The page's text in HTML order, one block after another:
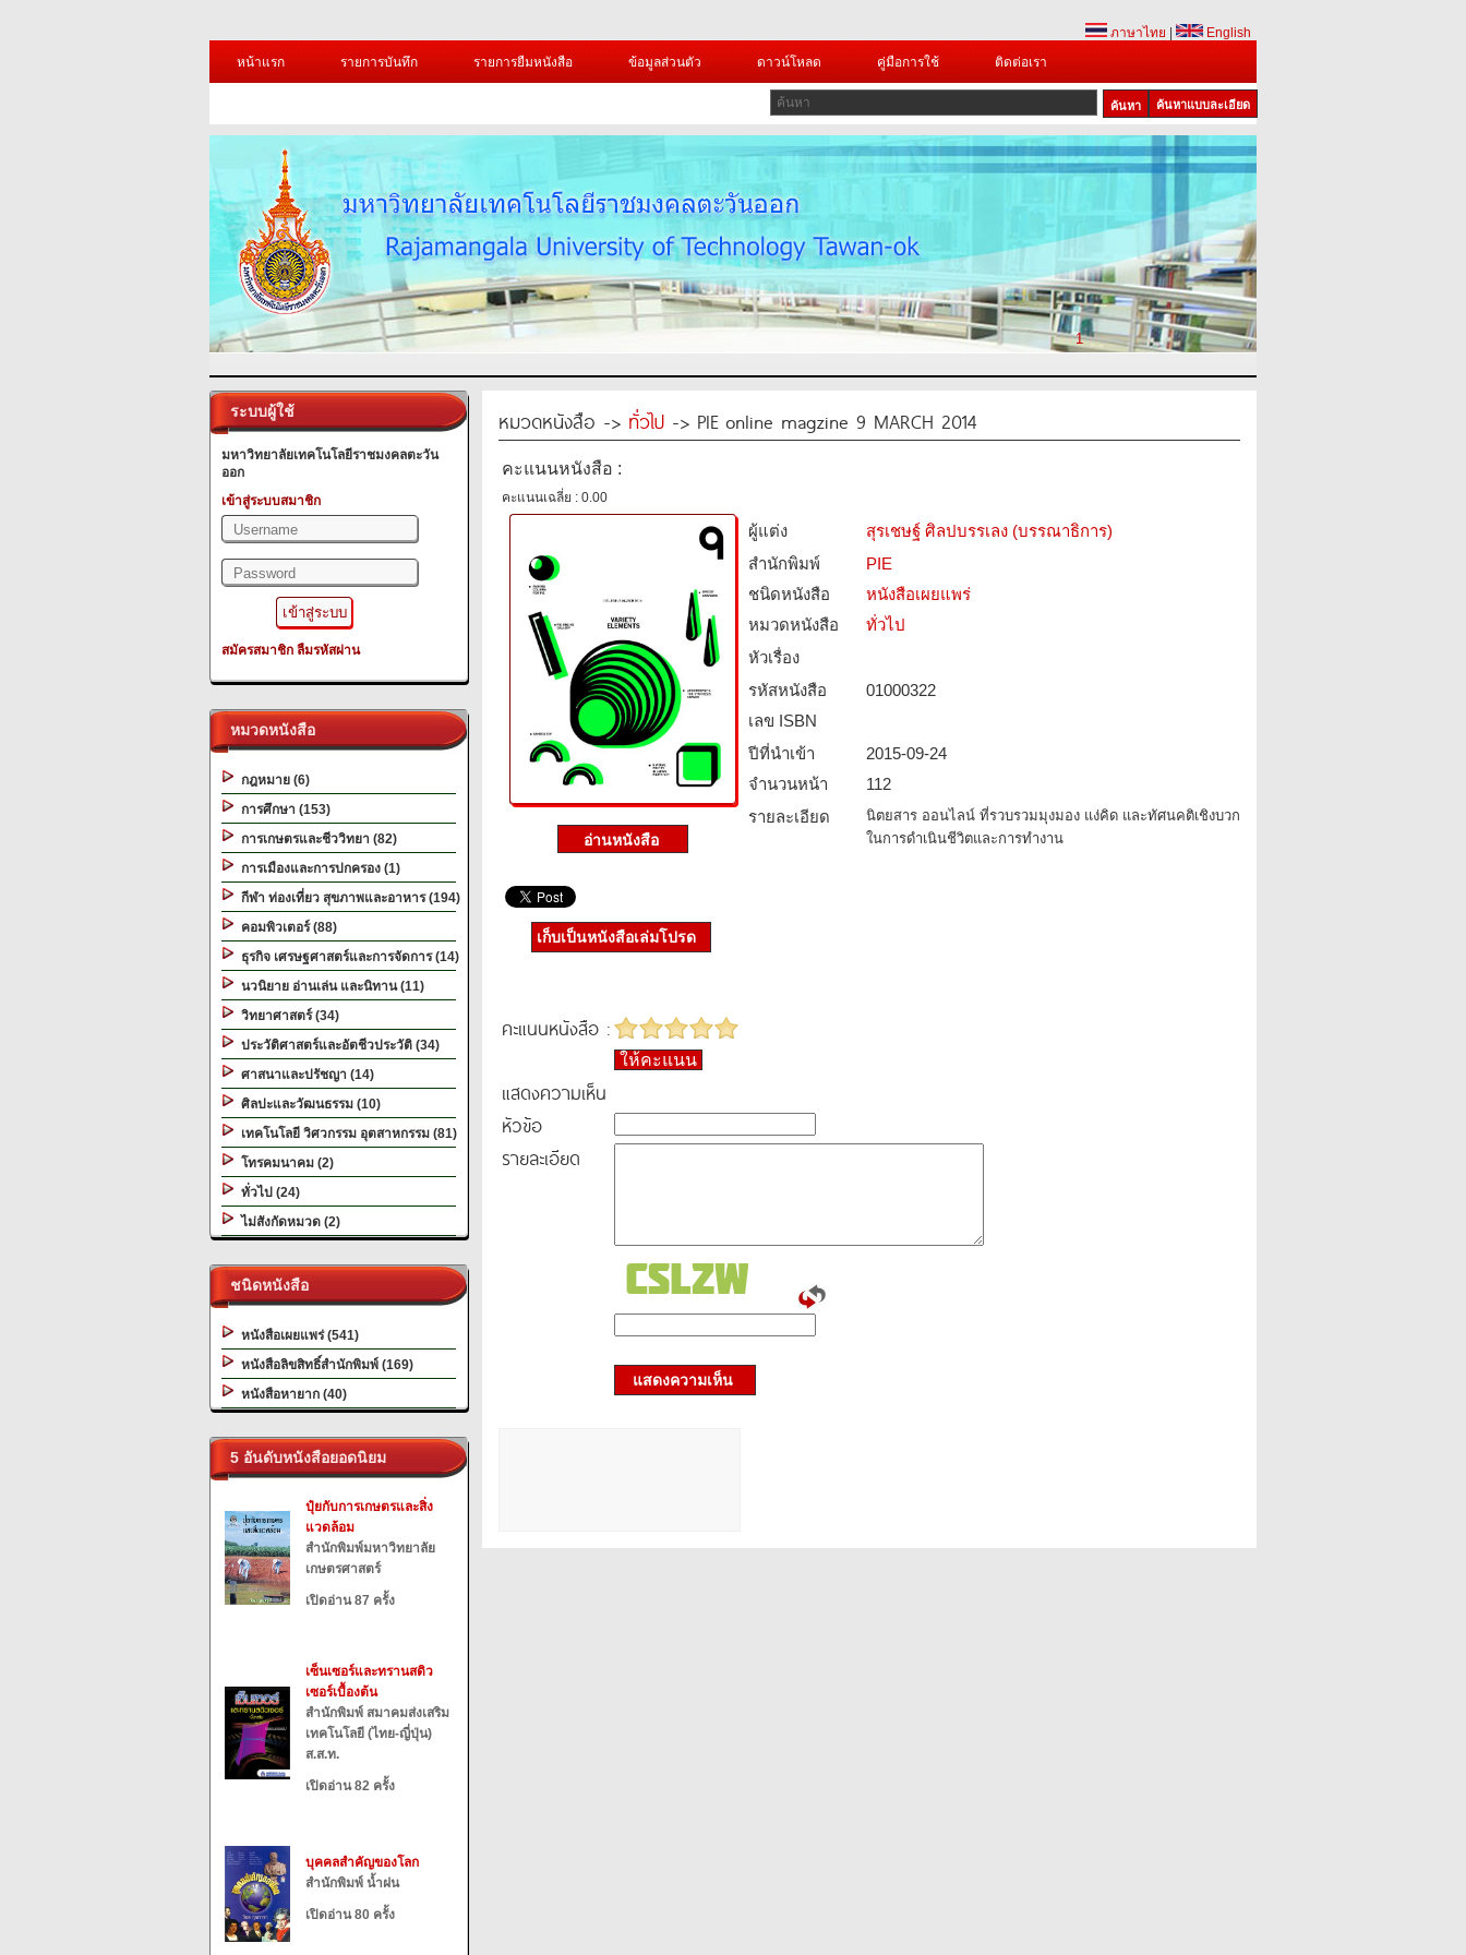
ภาษาไทย
English
หน้าแรก
รายการบันทึก รายการยืมหนังสือ ข้อมูลส่วนตัว ดาวน์โหลด คู่มือการใช้ ติดต่อเรา
ค้นหาแบบละเอียด
1
ระบบผู้ใช้
มหาวิทยาลัยเทคโนโลยีราชมงคลตะวัน
ออก
เข้าสู่ระบบสมาชิก
สมัครสมาชิก ลืมรหัสผ่าน
หมวดหนังสือ
กฎหมาย (6)
การศึกษา (153)
การเกษตรและชีววิทยา (82)
การเมืองและการปกครอง (1)
กีฬา ท่องเที่ยว สุขภาพและอาหาร (194)
คอมพิวเตอร์ (88)
ธุรกิจ เศรษฐศาสตร์และการจัดการ (14)
นวนิยาย อ่านเล่น และนิทาน (11)
วิทยาศาสตร์ (34)
ประวัติศาสตร์และอัตชีวประวัติ (34)
ศาสนาและปรัชญา (14)
ศิลปะและวัฒนธรรม (10)
เทคโนโลยี วิศวกรรม อุตสาหกรรม (81)
โทรคมนาคม (2)
ทั่วไป (24)
ไม่สังกัดหมวด (2)
ชนิดหนังสือ
หนังสือเผยแพร่ (541)
หนังสือลิขสิทธิ์สำนักพิมพ์ (169)
หนังสือหายาก (40)
5 อันดับหนังสือยอดนิยม
ปุ๋ยกับการเกษตรและสิ่ง
แวดล้อม
สำนักพิมพ์มหาวิทยาลัย
เกษตรศาสตร์
เปิดอ่าน 87 ครั้ง
เซ็นเซอร์และทรานสดิว
เซอร์เบื้องต้น
สำนักพิมพ์ สมาคมส่งเสริม
เทคโนโลยี (ไทย-ญี่ปุ่น)
ส.ส.ท.
เปิดอ่าน 82 ครั้ง
บุคคลสำคัญของโลก
สำนักพิมพ์ น้ำฝน
เปิดอ่าน 80 ครั้ง
หมวดหนังสือ -> ทั่วไป -> PIE online magzine 9 MARCH 2014
คะแนนหนังสือ :
คะแนนเฉลี่ย : 0.00
ผู้แต่ง
สุรเชษฐ์ ศิลปบรรเลง (บรรณาธิการ)
สำนักพิมพ์
PIE
ชนิดหนังสือ­
หนังสือเผยแพร่
หมวดหนังสือ­
ทั่วไป
หัวเรื่อง
รหัสหนังสือ­
01000322
เลข ISBN
ปีที่นำเข้า
2015-09-24
จำนวนหน้า
112
รายละเอียด
นิตยสาร ออนไลน์ ที่รวบรวมมุงมอง แง่คิด และทัศนคติเชิงบวก
ในการดำเนินชีวิตและการทำงาน
เก็บเป็นหนังสือเล่มโปรด
คะแนนหนังสือ :
ให้คะแนน
แสดงความเห็น
หัวข้อ
รายละเอียด
แสดงความเห็น